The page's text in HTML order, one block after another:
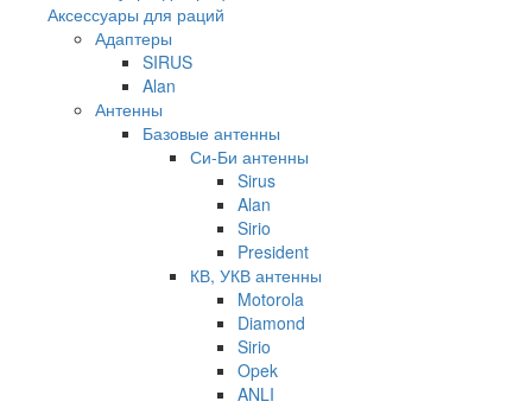
Аксессуары для раций
Адаптеры
SIRUS
Alan
Антенны
Базовые антенны
Си-Би антенны
Sirus
Alan
Sirio
President
КВ, УКВ антенны
Motorola
Diamond
Sirio
Opek
ANLI